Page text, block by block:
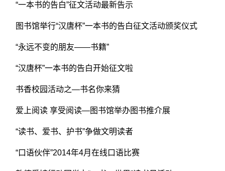
“一本书的告白”征文活动最新告示
图书馆举行“汉唐杯”一本书的告白征文活动颁奖仪式
“永远不变的朋友——书籍”
“汉唐杯”一本书的告白开始征文啦
书香校园活动之—书名你来猜
爱上阅读 享受阅读—图书馆举办图书推介展
“读书、爱书、护书”争做文明读者
“口语伙伴”2014年4月在线口语比赛